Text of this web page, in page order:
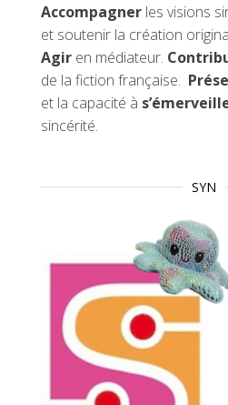
Accompagner les visions
et soutenir la création
Agir en médiateur.
de la fiction française.
et la capacité à
sincérité.
SYN